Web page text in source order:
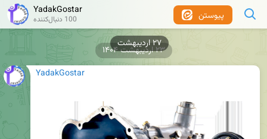
۲۷ اردیبهشت
پیوستن YadakGostar
100 دنبال‌کننده
YadakGostar
۲۳ اردیبهشت ۱۴۰۴